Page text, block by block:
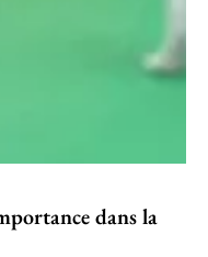
dans la